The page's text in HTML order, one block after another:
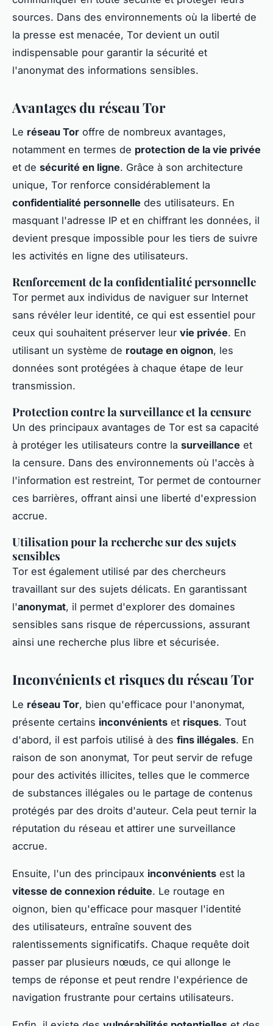
sources. Dans des environnements où la liberté de
la presse est menacée, Tor devient un outil
indispensable pour garantir la sécurité et
l'anonymat des informations sensibles.
Avantages du réseau Tor
Le réseau Tor offre de nombreux avantages,
notamment en termes de protection de la vie privée
et de sécurité en ligne. Grâce à son architecture
unique, Tor renforce considérablement la
confidentialité personnelle des utilisateurs. En
masquant l'adresse IP et en chiffrant les données, il
devient presque impossible pour les tiers de suivre
les activités en ligne des utilisateurs.
Renforcement de la confidentialité personnelle
Tor permet aux individus de naviguer sur Internet
sans révéler leur identité, ce qui est essentiel pour
ceux qui souhaitent préserver leur vie privée. En
utilisant un système de routage en oignon, les
données sont protégées à chaque étape de leur
transmission.
Protection contre la surveillance et la censure
Un des principaux avantages de Tor est sa capacité
à protéger les utilisateurs contre la surveillance et
la censure. Dans des environnements où l'accès à
l'information est restreint, Tor permet de contourner
ces barrières, offrant ainsi une liberté d'expression
accrue.
Utilisation pour la recherche sur des sujets
sensibles
Tor est également utilisé par des chercheurs
travaillant sur des sujets délicats. En garantissant
l'anonymat, il permet d'explorer des domaines
sensibles sans risque de répercussions, assurant
ainsi une recherche plus libre et sécurisée.
Inconvénients et risques du réseau Tor
Le réseau Tor, bien qu'efficace pour l'anonymat,
présente certains inconvénients et risques. Tout
d'abord, il est parfois utilisé à des fins illégales. En
raison de son anonymat, Tor peut servir de refuge
pour des activités illicites, telles que le commerce
de substances illégales ou le partage de contenus
protégés par des droits d'auteur. Cela peut ternir la
réputation du réseau et attirer une surveillance
accrue.
Ensuite, l'un des principaux inconvénients est la
vitesse de connexion réduite. Le routage en
oignon, bien qu'efficace pour masquer l'identité
des utilisateurs, entraîne souvent des
ralentissements significatifs. Chaque requête doit
passer par plusieurs nœuds, ce qui allonge le
temps de réponse et peut rendre l'expérience de
navigation frustrante pour certains utilisateurs.